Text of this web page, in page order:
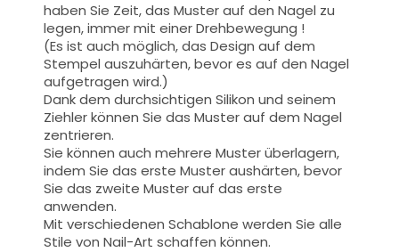
haben Sie Zeit, das Muster auf den Nagel zu
legen, immer mit einer Drehbewegung !
(Es ist auch möglich, das Design auf dem
Stempel auszuhärten, bevor es auf den Nagel
aufgetragen wird.)
Dank dem durchsichtigen Silikon und seinem
Ziehler können Sie das Muster auf dem Nagel
zentrieren.
Sie können auch mehrere Muster überlagern,
indem Sie das erste Muster aushärten, bevor
Sie das zweite Muster auf das erste
anwenden.
Mit verschiedenen Schablone werden Sie alle
Stile von Nail-Art schaffen können.